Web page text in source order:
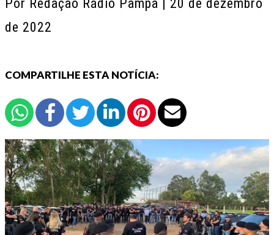
Por Redação Rádio Pampa | 20 de dezembro
de 2022
COMPARTILHE ESTA NOTÍCIA: